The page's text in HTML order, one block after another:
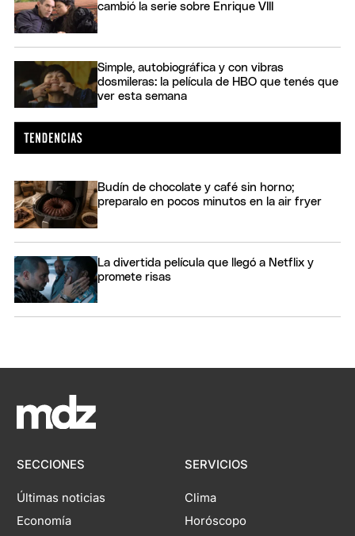
cambió la serie sobre Enrique VIII
Simple, autobiográfica y con vibras
dosmileras: la película de HBO que tenés que
ver esta semana
Budín de chocolate y café sin horno;
preparalo en pocos minutos en la air fryer
La divertida película que llegó a Netflix y
promete risas
SECCIONES
Últimas noticias
Economía
SERVICIOS
Clima
Horóscopo